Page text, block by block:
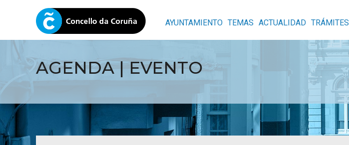
AYUNTAMIENTO TEMAS ACTUALIDAD TRÁMITES
AGENDA | EVENTO